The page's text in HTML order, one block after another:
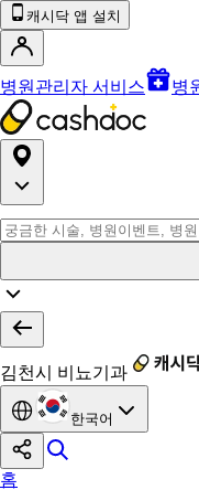
캐시닥 앱 설치
병원관리자 서비스 병
김천시 비뇨기과
한국어
홈